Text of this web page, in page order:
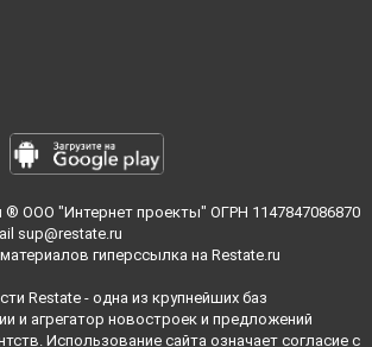
® ООО "Интернет проекты" ОГРН 1147847086870
sup@restate.ru
гиперссылка на Restate.ru
Restate - одна из крупнейших баз
и агрегатор новостроек и предложений
Использование сайта означает согласие с